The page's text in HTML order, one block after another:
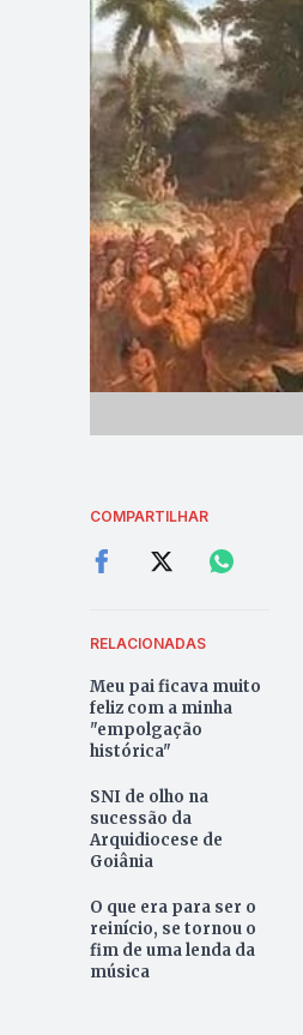
COMPARTILHAR
RELACIONADAS
Meu pai ficava muito
feliz com a minha
"empolgação
histórica"
SNI de olho na
sucessão da
Arquidiocese de
Goiânia
O que era para ser o
reinício, se tornou o
fim de uma lenda da
música